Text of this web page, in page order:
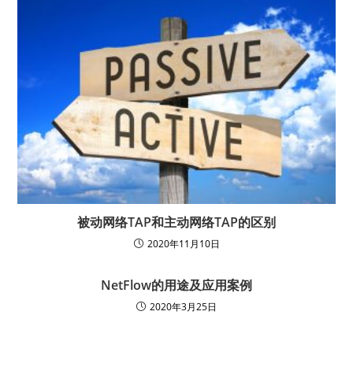
被动网络TAP和主动网络TAP的区别
2020年11月10日
NetFlow的用途及应用案例
2020年3月25日